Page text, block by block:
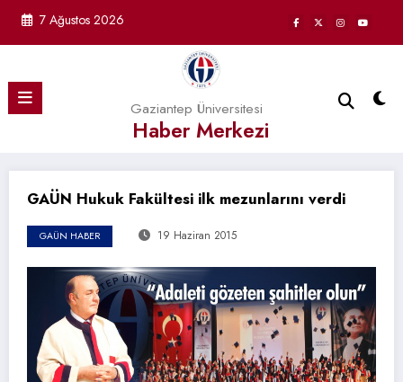
7 Ağustos 2026
Gaziantep Üniversitesi
Haber Merkezi
GAÜN Hukuk Fakültesi ilk mezunlarını verdi
GAÜN HABER 19 Haziran 2015